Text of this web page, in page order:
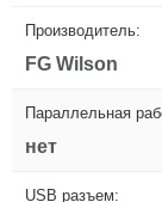
Производитель:
FG Wilson
Параллельная
нет
USB разъем: